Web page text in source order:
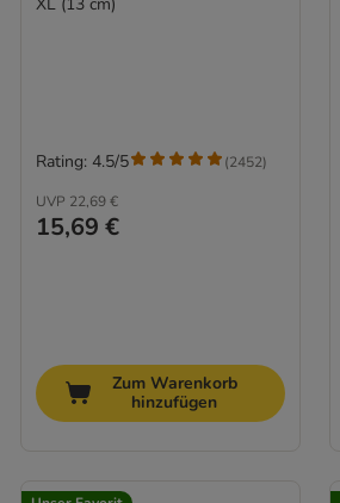
XL (13 cm)
UVP 22,69 €
15,69 €
Rating: 4.5/5 (2452)
Zum Warenkorb
hinzufügen